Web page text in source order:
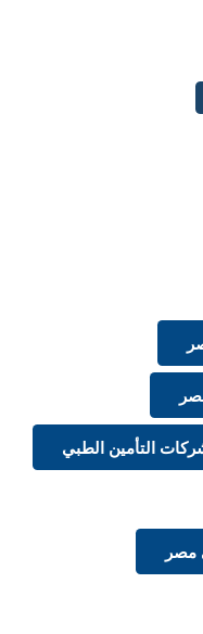
التأمين الطبي
مصر